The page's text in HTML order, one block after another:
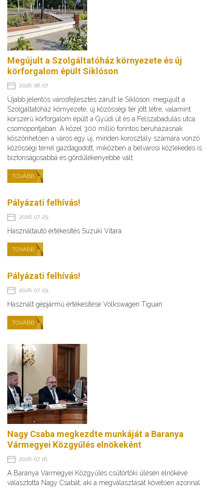
Megújult a Szolgáltatóház környezete és új
körforgalom épült Siklóson
2026. 08. 07.
Újabb jelentős városfejlesztés zárult le Siklóson: megújult a
Szolgáltatóház környezete, új közösségi tér jött létre, valamint
korszerű körforgalom épült a Gyűdi út és a Felszabadulás utca
csomópontjában. A közel 300 millió forintos beruházásnak
köszönhetően a város egy új, minden korosztály számára vonzó
közösségi térrel gazdagodott, miközben a belvárosi közlekedés is
biztonságosabbá és gördülékenyebbé vált.
TOVÁBB
Pályázati felhívás!
2026. 07. 29.
Használtautó értékesítés Suzuki Vitara
TOVÁBB
Pályázati felhívás!
2026. 07. 29.
Használt gépjármű értékesítése Volkswagen Tiguan
TOVÁBB
Nagy Csaba megkezdte munkáját a Baranya
Vármegyei Közgyűlés elnökeként
2026. 07. 16.
A Baranya Vármegyei Közgyűlés csütörtöki ülésén elnökévé
választotta Nagy Csabát, aki a megválasztását követően azonnal